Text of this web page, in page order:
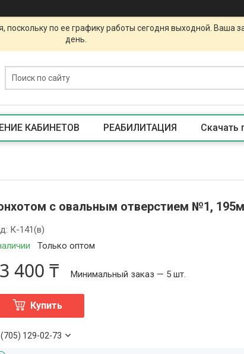
по ее графику работы сегодня выходной. Ваша
день.
КАБИНЕТОВ РЕАБИЛИТАЦИЯ Скачать
с овальным отверстием №1,
Только оптом
К-141(в)
400 ₸ Минимальный заказ — 5 шт.
Купить
(705) 129-02-73